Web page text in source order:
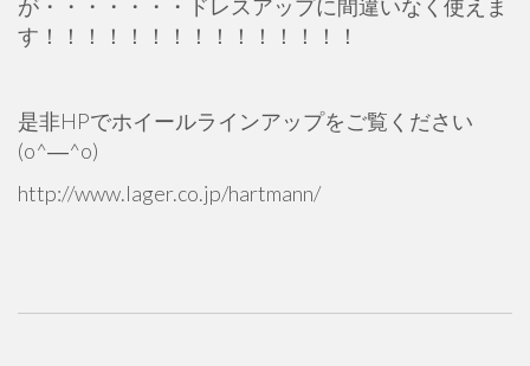
が・・・・・・・ドレスアップに間違いなく使えま
す！！！！！！！！！！！！！！！
是非HPでホイールラインアップをご覧ください
(o^―^o)
http://www.lager.co.jp/hartmann/